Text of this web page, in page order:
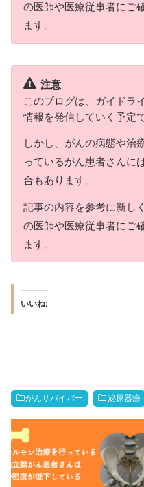
の医師や医療従事者にご
ます。
注意
このブログは、ガイドラ
情報を発信していく予定で
しかし、がんの病態や治
っているがん患者さんに
合もあります。
記事の内容を参考に新し
の医師や医療従事者にご
ます。
いいね:
がんサバイバー 泌尿器癌